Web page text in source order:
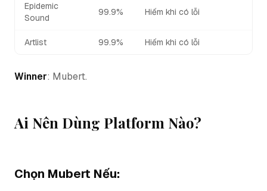
Epidemic
Sound
99.9% Hiếm khi có lỗi
Artlist 99.9% Hiếm khi có lỗi
Winner: Mubert.
Ai Nên Dùng Platform Nào?
Chọn Mubert Nếu: